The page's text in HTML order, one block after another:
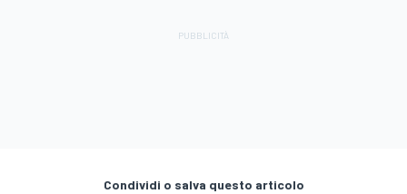
Condividi o salva questo articolo